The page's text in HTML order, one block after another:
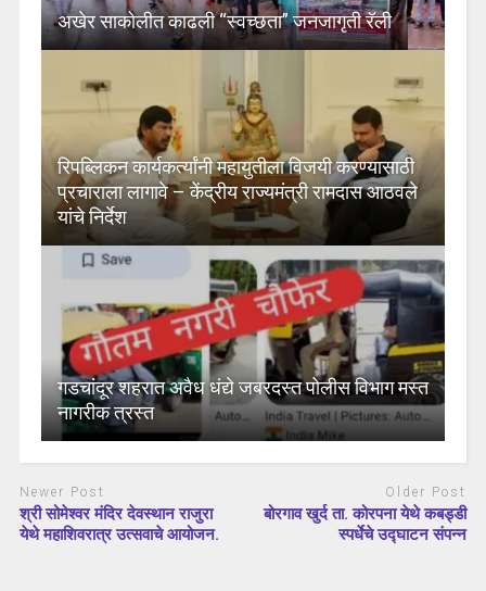
अखेर साकोलीत काढली “स्वच्छता” जनजागृती रॅली
रिपब्लिकन कार्यकर्त्यांनी महायुतीला विजयी करण्यासाठी
प्रचाराला लागावे – केंद्रीय राज्यमंत्री रामदास आठवले
यांचे निर्देश
गडचांदूर शहरात अवैध धंद्ये जबरदस्त पोलीस विभाग मस्त
नागरीक त्रस्त
Newer Post
श्री सोमेश्वर मंदिर देवस्थान राजुरा
येथे महाशिवरात्र उत्सवाचे आयोजन.
Older Post
बोरगाव खुर्द ता. कोरपना येथे कबड्डी
स्पर्धेचे उद्घाटन संपन्न